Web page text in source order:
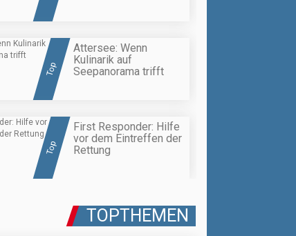
Top
Attersee: Wenn
Kulinarik auf
Seepanorama trifft
Top
First Responder: Hilfe
vor dem Eintreffen der
Rettung
TOPTHEMEN